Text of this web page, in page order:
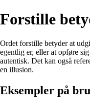
Forstille
Ordet forstille betyder at
egentlig er, eller at opføre
autentisk. Det kan også
en illusion.
Eksempler på